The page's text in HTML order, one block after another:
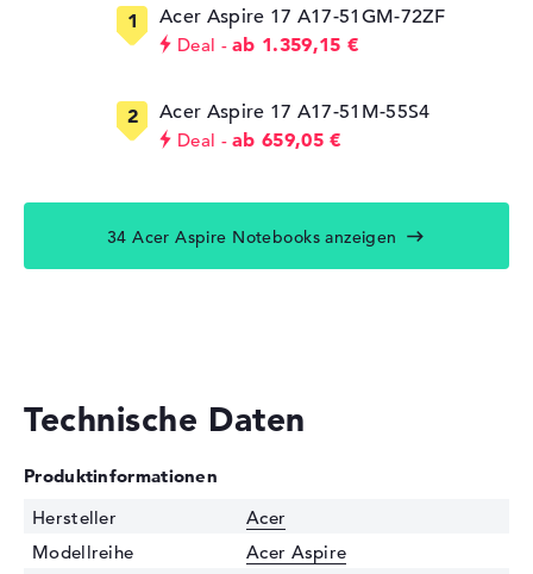
Acer Aspire 17 A17-51GM-72ZF
Deal ab 1.359,15 €
Acer Aspire 17 A17-51M-55S4
Deal ab 659,05 €
34 Acer Aspire Notebooks anzeigen
Technische Daten
Produktinformationen
Hersteller
Acer
Modellreihe
Acer Aspire